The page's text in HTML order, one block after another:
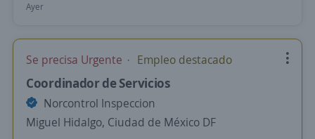
Ayer
Se precisa Urgente Empleo destacado
Coordinador de Servicios
Norcontrol Inspeccion
Miguel Hidalgo, Ciudad de México DF